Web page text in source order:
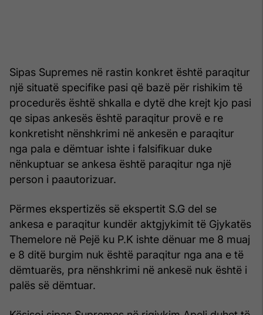
Sipas Supremes në rastin konkret është paraqitur
një situatë specifike pasi që bazë për rishikim të
procedurës është shkalla e dytë dhe krejt kjo pasi
qe sipas ankesës është paraqitur provë e re
konkretisht nënshkrimi në ankesën e paraqitur
nga pala e dëmtuar ishte i falsifikuar duke
nënkuptuar se ankesa është paraqitur nga një
person i paautorizuar.
Përmes ekspertizës së ekspertit S.G del se
ankesa e paraqitur kundër aktgjykimit të Gjykatës
Themelore në Pejë ku P.K ishte dënuar me 8 muaj
e 8 ditë burgim nuk është paraqitur nga ana e të
dëmtuarës, pra nënshkrimi në ankesë nuk është i
palës së dëmtuar.